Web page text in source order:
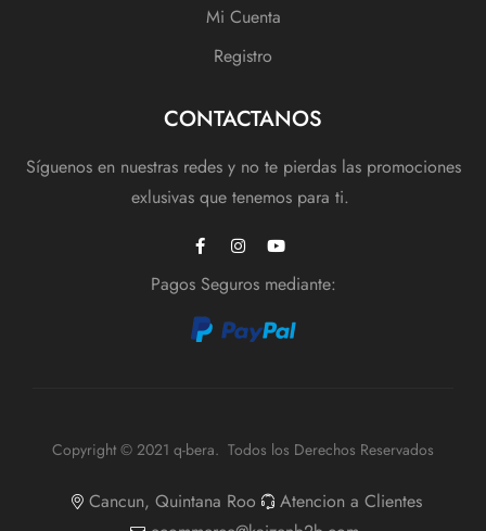
Mi Cuenta
Registro
CONTACTANOS
Síguenos en nuestras redes y no te pierdas las promociones
exlusivas que tenemos para ti.
Pagos Seguros mediante:
Copyright © 2021 q-bera. Todos los Derechos Reservados
Cancun, Quintana Roo
Atencion a Clientes